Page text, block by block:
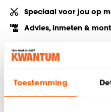
Toestemming
Speciaal voor jou op
Advies, inmeten &
Deel jouw product & volg
Hulp nodig? Wij regelen het